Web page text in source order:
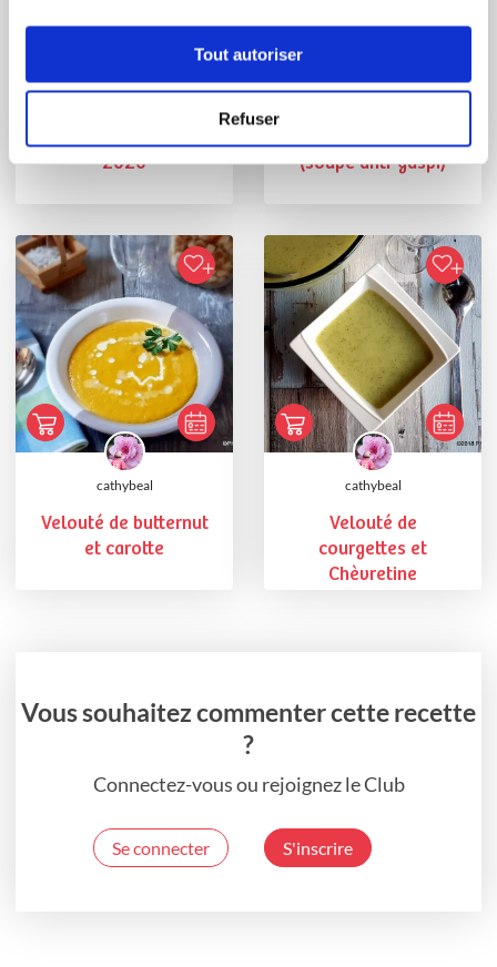
Tout autoriser
Refuser
cathybeal
2020
cathybeal
(soupe anti-gaspi)
cathybeal
Velouté de butternut
et carotte
cathybeal
Velouté de
courgettes et
Chèvretine
Vous souhaitez commenter cette recette
?
Connectez-vous ou rejoignez le Club
Se connecter S'inscrire